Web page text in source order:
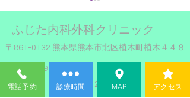
ふじた内科外科クリニック
〒861-0132 熊本県熊本市北区植木町植木４４８
096-272-1527
Fax:096-272-1526
電話予約 診療時間 MAP アクセス